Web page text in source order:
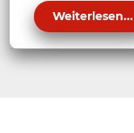
Weiterlesen...